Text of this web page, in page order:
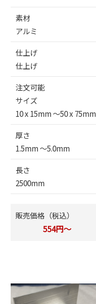
素材
アルミ
仕上げ
仕上げ
注文可能
サイズ
10 x 15mm 〜50 x 75mm
厚さ
1.5mm 〜5.0mm
長さ
2500mm
販売価格（税込）
554円～